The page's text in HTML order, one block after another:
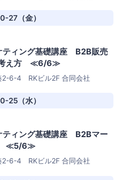
27（金）
ィング基礎講座 B2B販売
考え方 ≪6/6≫
2-6-4 RKビル2F 合同会社
25（水）
ィング基礎講座 B2Bマー
≪5/6≫
2-6-4 RKビル2F 合同会社